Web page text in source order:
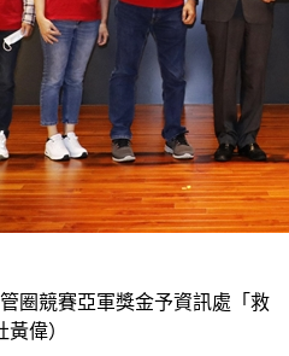
圈競賽亞軍獎金予資訊處「救
偉）